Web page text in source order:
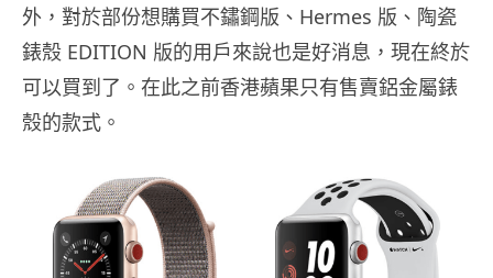
外，對於部份想購買不鏽鋼版、Hermes 版、陶瓷
錶殼 EDITION 版的用戶來說也是好消息，現在終於
可以買到了。在此之前香港蘋果只有售賣鋁金屬錶
殼的款式。